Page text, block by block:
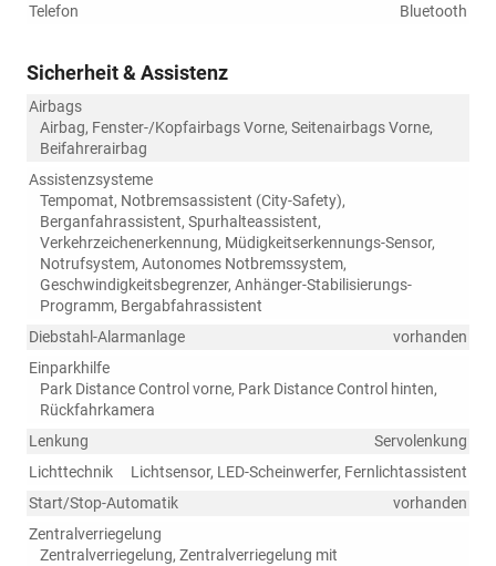
Telefon
Bluetooth
Sicherheit & Assistenz
Airbags
Airbag, Fenster-/Kopfairbags Vorne, Seitenairbags Vorne,
Beifahrerairbag
Assistenzsysteme
Tempomat, Notbremsassistent (City-Safety),
Berganfahrassistent, Spurhalteassistent,
Verkehrzeichenerkennung, Müdigkeitserkennungs-Sensor,
Notrufsystem, Autonomes Notbremssystem,
Geschwindigkeitsbegrenzer, Anhänger-Stabilisierungs-
Programm, Bergabfahrassistent
Diebstahl-Alarmanlage
vorhanden
Einparkhilfe
Park Distance Control vorne, Park Distance Control hinten,
Rückfahrkamera
Lenkung
Servolenkung
Lichttechnik
Lichtsensor, LED-Scheinwerfer, Fernlichtassistent
Start/Stop-Automatik
vorhanden
Zentralverriegelung
Zentralverriegelung, Zentralverriegelung mit